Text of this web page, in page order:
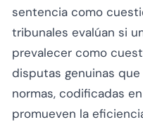
sentencia como
tribunales evalúan si
prevalecer como
disputas genuinas
normas, codificadas
promueven la